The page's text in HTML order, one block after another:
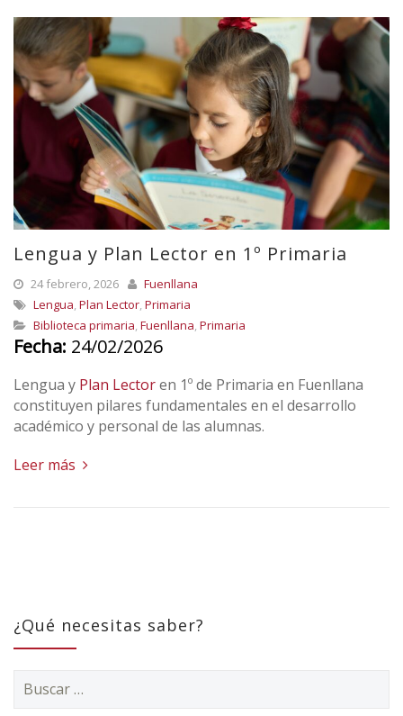
Lengua y Plan Lector en 1º Primaria
24 febrero, 2026
Fuenllana
Lengua, Plan Lector, Primaria
Biblioteca primaria, Fuenllana, Primaria
Fecha: 24/02/2026
Lengua y Plan Lectoren 1º de Primaria en Fuenllana
constituyen pilares fundamentales en el desarrollo
académico y personal de las alumnas.
Leer más
¿Qué necesitas saber?
Buscar: